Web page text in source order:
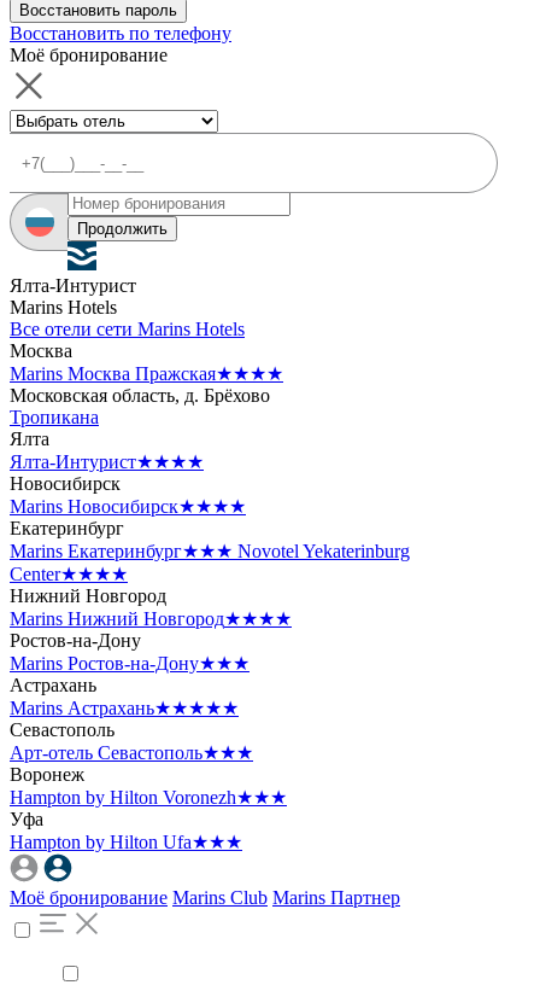
Восстановить пароль
Восстановить по телефону
Моё бронирование
Продолжить
Ялта-Интурист
Marins Hotels
Все отели сети Marins Hotels
Москва
Marins Москва Пражская★★★★
Московская область, д. Брёхово
Тропикана
Ялта
Ялта-Интурист★★★★
Новосибирск
Marins Новосибирск★★★★
Екатеринбург
Marins Екатеринбург★★★ Novotel Yekaterinburg
Center★★★★
Нижний Новгород
Marins Нижний Новгород★★★★
Ростов-на-Дону
Marins Ростов-на-Дону★★★
Астрахань
Marins Астрахань★★★★★
Севастополь
Арт-отель Севастополь★★★
Воронеж
Hampton by Hilton Voronezh★★★
Уфа
Hampton by Hilton Ufa★★★
Моё бронирование Marins Club Marins Партнер